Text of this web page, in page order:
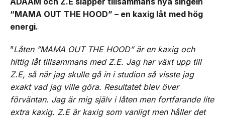
“MAMA OUT THE HOOD” – en kaxig låt med hög
energi.
”Låten ”MAMA OUT THE HOOD” är en kaxig och
hittig låt tillsammans med Z.E. Jag har växt upp till
Z.E, så när jag skulle gå in i studion så visste jag
exakt vad jag ville göra. Resultatet blev över
förväntan. Jag är mig själv i låten men fortfarande lite
extra kaxig. Z.E är kaxig som vanligt men håller det